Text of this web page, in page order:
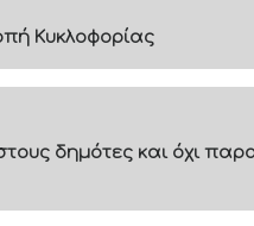
Κυκλοφορίας
δημότες και όχι